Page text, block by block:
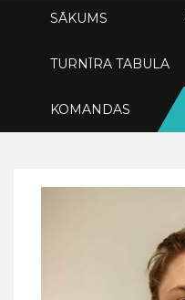
SĀKUMS
TURNĪRA TABULA
KOMANDAS